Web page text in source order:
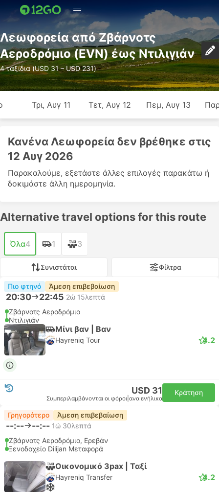
Λεωφορεία από Ζβάρνοτς
Αεροδρόμιο (EVN) έως Ντιλιγιάν
4 ταξίδια (USD 31 – USD 231)
Τρι, Αυγ 11 Τετ, Αυγ 12 Πεμ, Αυγ 13
Κανένα Λεωφορεία δεν βρέθηκε στις
12 Αυγ 2026
Παρακαλούμε, εξετάστε άλλες επιλογές παρακάτω ή
δοκιμάστε άλλη ημερομηνία.
Alternative travel options for this route
Όλα4 1 3
Συνιστάται Φίλτρα
Πιο φτηνό Άμεση επιβεβαίωση
20:30 22:45 2ώ 15λεπτά
Ζβάρνοτς Αεροδρόμιο
Ντιλιγιάν
Μίνι βαν | Βαν
Hayreniq Tour 4.2
USD 31
Συμπεριλαμβάνονται οι φόροι ανα ενήλικα
Κράτηση
Γρηγορότερο Άμεση επιβεβαίωση
--:-- --:-- 1ώ 30λεπτά
Ζβάρνοτς Αεροδρόμιο, Ερεβάν
Ξενοδοχείο Dilijan Μεταφορά
Οικονομικό 3pax | Ταξί
Hayreniq Transfer 4.2